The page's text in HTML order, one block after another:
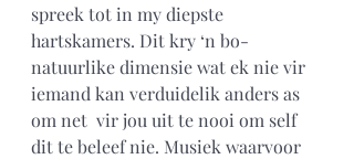
spreek tot in my diepste
hartskamers. Dit kry ‘n bo-
natuurlike dimensie wat ek nie vir
iemand kan verduidelik anders as
om net  vir jou uit te nooi om self
dit te beleef nie. Musiek waarvoor